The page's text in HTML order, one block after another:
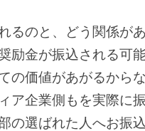
るのと、どう関係が
励金が振込される可
の価値があがるから
ア企業側もを実際に
の選ばれた人へお振